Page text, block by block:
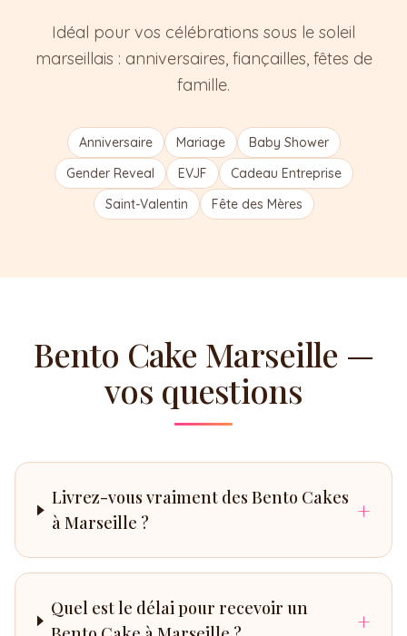
Idéal pour vos célébrations sous le soleil
marseillais : anniversaires, fiançailles, fêtes de
famille.
Anniversaire Mariage
Baby Shower
Gender Reveal
EVJF
Cadeau Entreprise
Saint-Valentin
Fête des Mères
Bento Cake Marseille —
vos questions
Livrez-vous vraiment des Bento Cakes
à Marseille ?
+
Quel est le délai pour recevoir un
+